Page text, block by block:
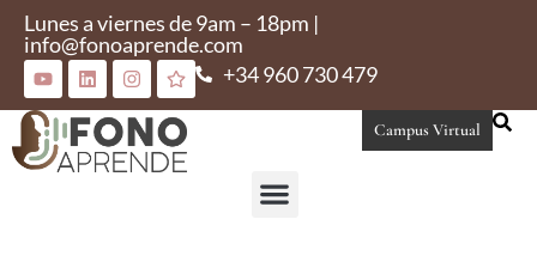
Lunes a viernes de 9am – 18pm |
info@fonoaprende.com
+34 960 730 479
Campus Virtual